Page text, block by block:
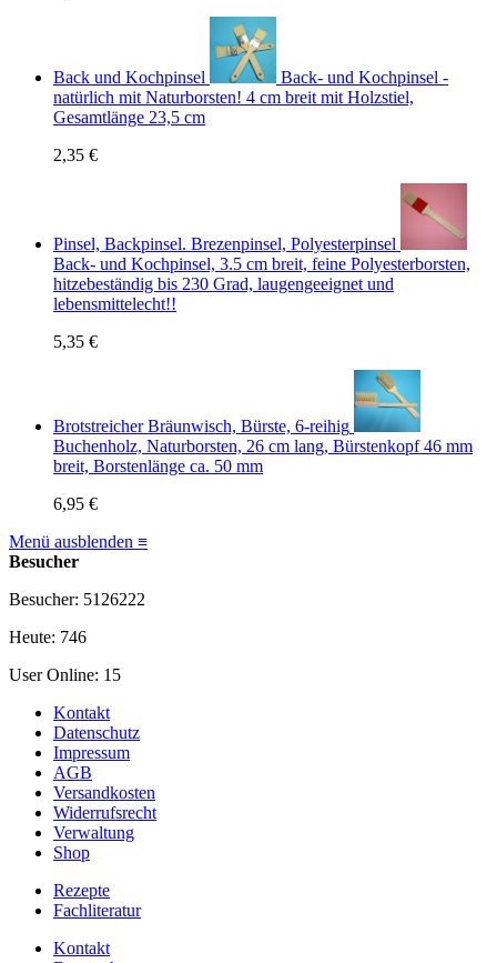
Back und Kochpinsel
Back- und Kochpinsel -
natürlich mit Naturborsten! 4 cm breit mit Holzstiel,
Gesamtlänge 23,5 cm
2,35 €
Pinsel, Backpinsel. Brezenpinsel, Polyesterpinsel
Back- und Kochpinsel, 3.5 cm breit, feine Polyesterborsten,
hitzebeständig bis 230 Grad, laugengeeignet und
lebensmittelecht!!
5,35 €
Brotstreicher Bräunwisch, Bürste, 6-reihig
Buchenholz, Naturborsten, 26 cm lang, Bürstenkopf 46 mm
breit, Borstenlänge ca. 50 mm
6,95 €
Menü ausblenden ≡
Besucher
Besucher: 5126222
Heute: 746
User Online: 15
Kontakt
Datenschutz
Impressum
AGB
Versandkosten
Widerrufsrecht
Verwaltung
Shop
Rezepte
Fachliteratur
Kontakt